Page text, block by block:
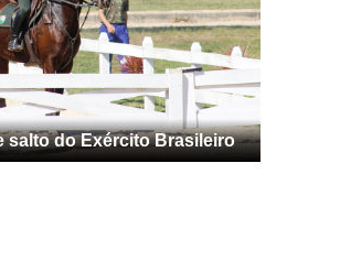
salto do Exército Brasileiro